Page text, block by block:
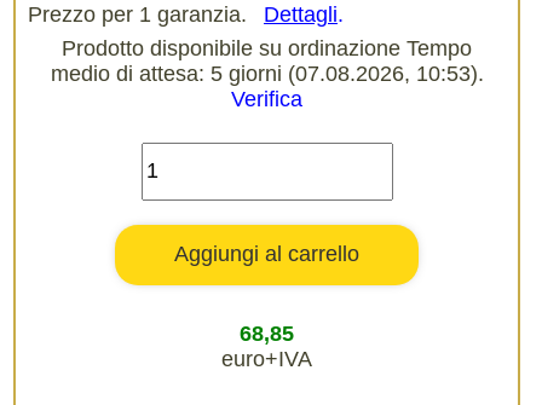
Prezzo per 1 garanzia.
Dettagli.
Prodotto disponibile su ordinazione Tempo
medio di attesa: 5 giorni (07.08.2026, 10:53).
Verifica
68,85
euro+IVA